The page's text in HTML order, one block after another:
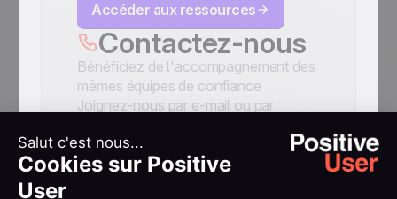
Accéder aux ressources
Contactez-nous
Bénéficiez de l'accompagnement des
mêmes équipes de confiance
Joignez-nous par e-mail ou par
Nous contacter